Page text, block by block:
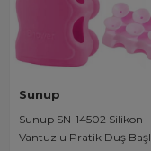
Sunup
Sunup SN-14502 Silikon
Vantuzlu Pratik Duş